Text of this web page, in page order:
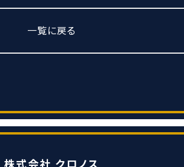
一覧に戻る
株式会社 クロノス